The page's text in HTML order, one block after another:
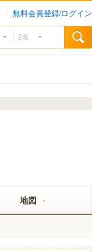
無料会員登録/ログイン
地図